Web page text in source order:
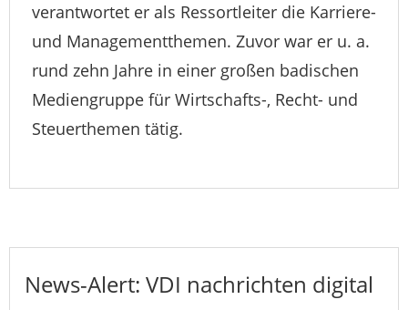
verantwortet er als Ressortleiter die Karriere-
und Managementthemen. Zuvor war er u. a.
rund zehn Jahre in einer großen badischen
Mediengruppe für Wirtschafts-, Recht- und
Steuerthemen tätig.
News-Alert: VDI nachrichten digital